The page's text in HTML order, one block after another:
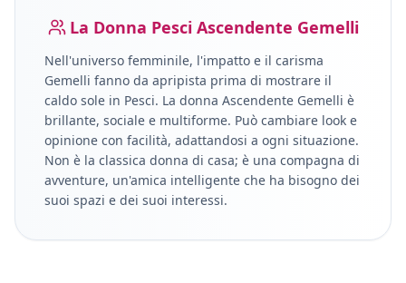
La Donna Pesci Ascendente Gemelli
Nell'universo femminile, l'impatto e il carisma
Gemelli fanno da apripista prima di mostrare il
caldo sole in Pesci. La donna Ascendente Gemelli è
brillante, sociale e multiforme. Può cambiare look e
opinione con facilità, adattandosi a ogni situazione.
Non è la classica donna di casa; è una compagna di
avventure, un'amica intelligente che ha bisogno dei
suoi spazi e dei suoi interessi.